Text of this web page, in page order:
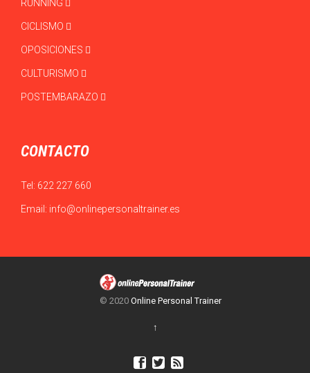
RUNNING
CICLISMO
OPOSICIONES
CULTURISMO
POSTEMBARAZO
CONTACTO
Tel: 622 227 660
Email: info@onlinepersonaltrainer.es
© 2020 Online Personal Trainer
↑
  